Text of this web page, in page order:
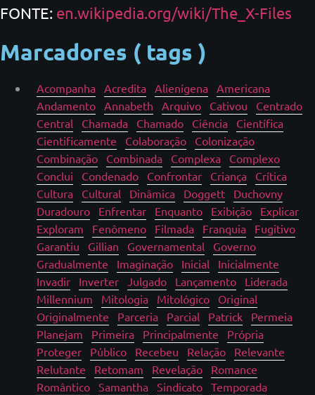
FONTE: en.wikipedia.org/wiki/The_X-Files
Marcadores ( tags )
Acompanha Acredita Alienígena Americana
Andamento Annabeth Arquivo Cativou
Centrado
Central
Chamada Chamado Ciência
Científica
Cientificamente
Colaboração
Colonização
Combinação
Combinada Complexa
Complexo
Conclui
Condenado Confrontar Criança
Crítica
Cultura
Cultural Dinâmica Doggett
Duchovny
Duradouro
Enfrentar Enquanto Exibição
Explicar
Exploram
Fenômeno Filmada Franquia
Fugitivo
Garantiu
Gillian Governamental
Governo
Gradualmente
Imaginação Inicial
Inicialmente
Invadir
Inverter Julgado Lançamento
Liderada
Millennium
Mitologia Mitológico
Original
Originalmente
Parceria Parcial Patrick
Permeia
Planejam
Primeira Principalmente
Própria
Proteger
Público Recebeu Relação
Relevante
Relutante
Retomam Revelação
Romance
Romântico Samantha Sindicato Temporada